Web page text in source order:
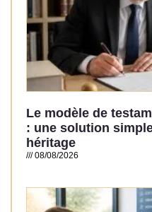
Le modèle de
: une solution
héritage
08/08/2026